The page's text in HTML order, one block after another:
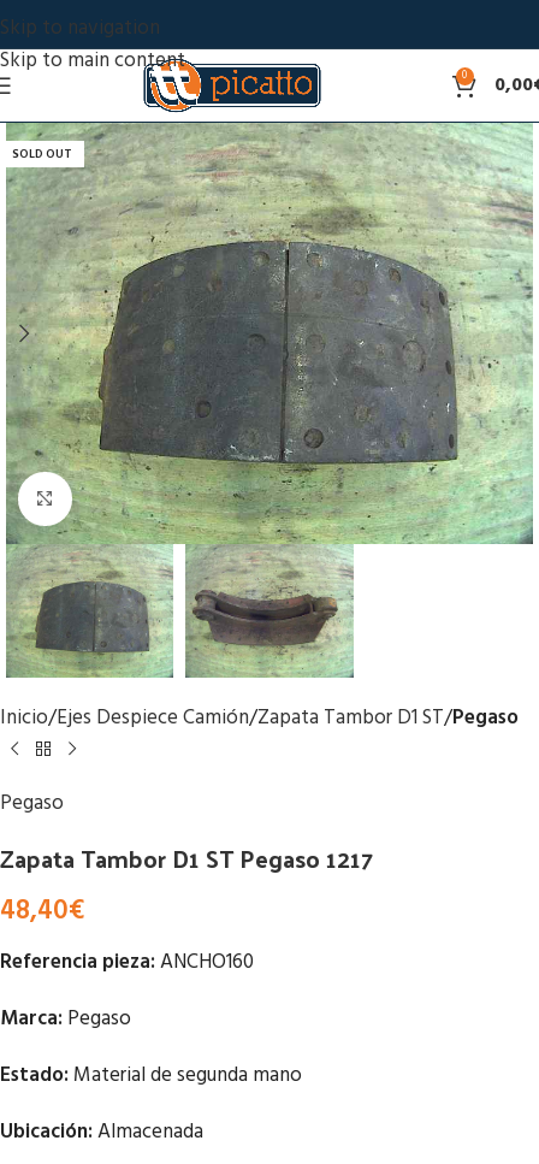
Skip to navigation
Skip to main content
0 0,00
SOLD OUT
Click to enlarge
Inicio Ejes Despiece Camión Zapata Tambor D1 ST Pegaso
Pegaso
Zapata Tambor D1 ST Pegaso 1217
48,40€
Referencia pieza:ANCHO160
Marca: Pegaso
Estado: Material de segunda mano
Ubicación:Almacenada